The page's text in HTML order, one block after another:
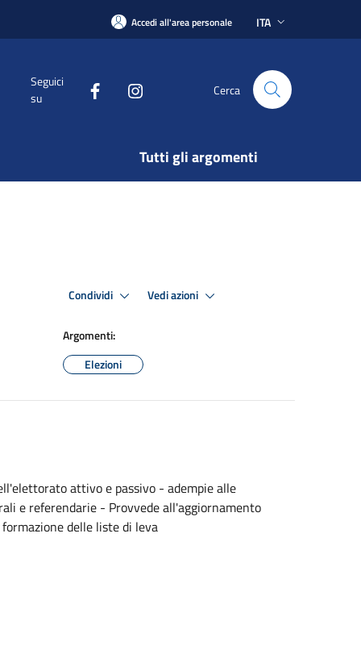
Accedi all'area personale ITA
Seguici
su
Cerca
Tutti gli argomenti
Condividi Vedi azioni
Argomenti:
Elezioni
attivo e passivo - adempie alle
e referendarie - Provvede all'aggiornamento
delle liste di leva